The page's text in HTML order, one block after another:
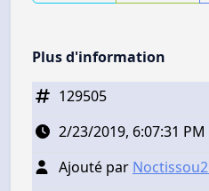
Plus d'information
129505
2/23/2019, 6:07:31 PM
Ajouté par Noctissou2